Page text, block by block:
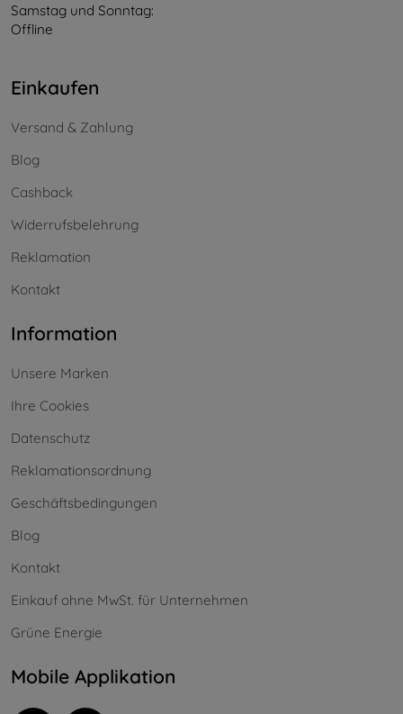
Samstag und Sonntag:
Offline
Einkaufen
Versand & Zahlung
Blog
Cashback
Widerrufsbelehrung
Reklamation
Kontakt
Information
Unsere Marken
Ihre Cookies
Datenschutz
Reklamationsordnung
Geschäftsbedingungen
Blog
Kontakt
Einkauf ohne MwSt. für Unternehmen
Grüne Energie
Mobile Applikation